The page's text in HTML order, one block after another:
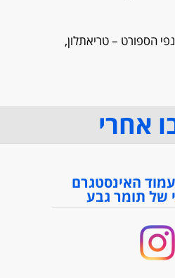
הספורט – טריאתלון,
אחרי
האינסטגרם
של תומר גבע